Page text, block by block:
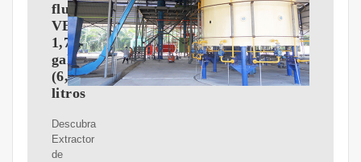
fluido
VEVOR,
1,74
galones
(6,5
litros
Descubra
Extractor
de